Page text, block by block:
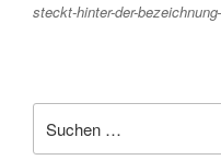
steckt-hinter-der-
nach: